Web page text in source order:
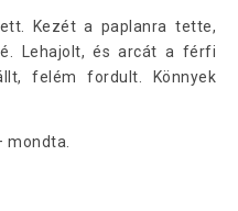
Kezét a paplanra tette,
Lehajolt, és arcát a férfi
felém fordult. Könnyek
mondta.